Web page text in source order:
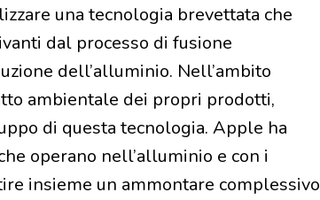
una tecnologia brevettata che
dal processo di fusione
dell’alluminio. Nell’ambito
ambientale dei propri prodotti,
di questa tecnologia. Apple ha
operano nell’alluminio e con i
insieme un ammontare complessivo